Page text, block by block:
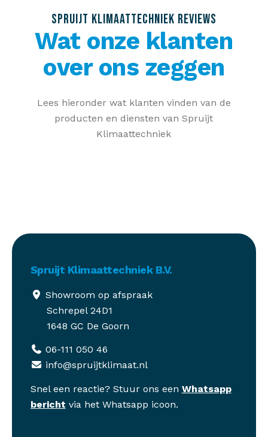
SPRUIJT KLIMAATTECHNIEK REVIEWS
Wat onze klanten
over ons zeggen
Lees hieronder wat klanten vinden van de
producten en diensten van Spruijt
Klimaattechniek
Spruijt Klimaattechniek B.V.
Showroom op afspraak
Schrepel 24D1
1648 GC De Goorn
06-111 050 46
info@spruijtklimaat.nl
Snel een reactie? Stuur ons een Whatsapp
bericht via het Whatsapp icoon.